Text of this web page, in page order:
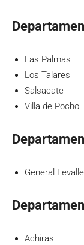
Las Palmas
Los Talares
Salsacate
Villa de Pocho
General Levalle
Achiras